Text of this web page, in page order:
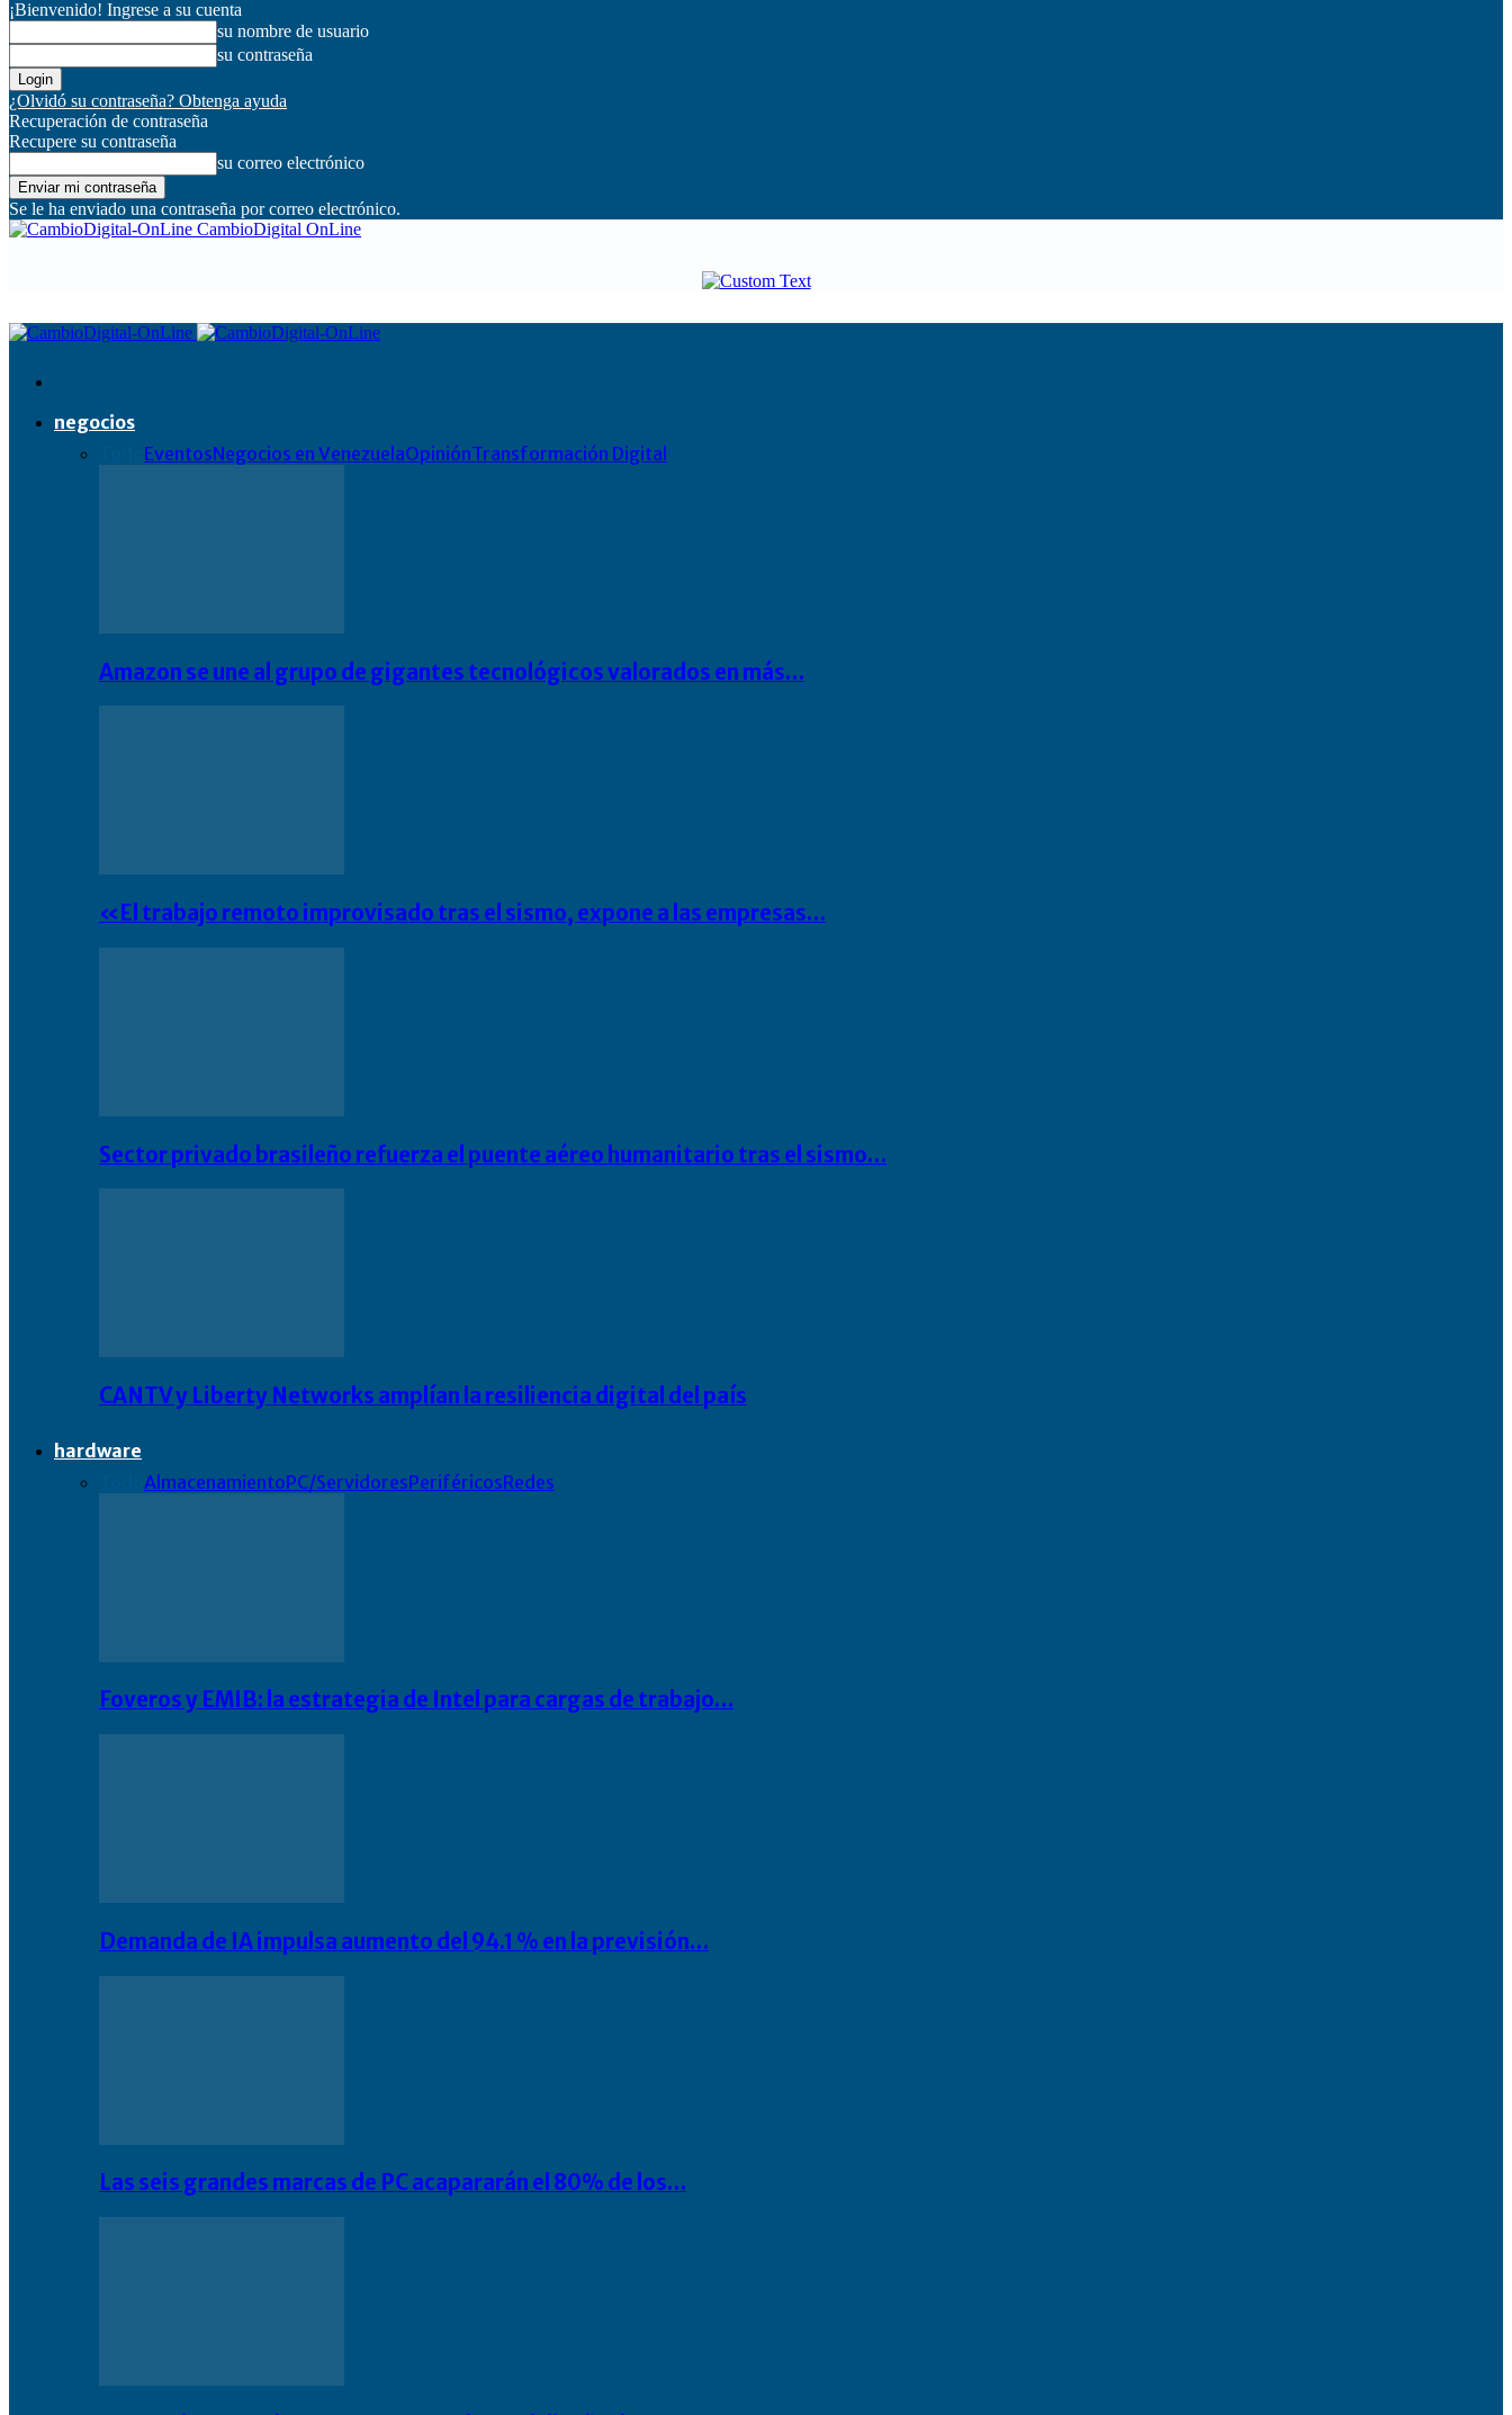
¡Bienvenido! Ingrese a su cuenta
su nombre de usuario
su contraseña
¿Olvidó su contraseña? Obtenga ayuda
Recuperación de contraseña
Recupere su contraseña
su correo electrónico
Se le ha enviado una contraseña por correo electrónico.
CambioDigital OnLine
negocios
EventosNegocios en VenezuelaOpiniónTransformación Digital
Amazon se une al grupo de gigantes tecnológicos valorados en más…
«El trabajo remoto improvisado tras el sismo, expone a las empresas…
Sector privado brasileño refuerza el puente aéreo humanitario tras el sismo…
CANTV y Liberty Networks amplían la resiliencia digital del país
hardware
AlmacenamientoPC/ServidoresPeriféricosRedes
Foveros y EMIB: la estrategia de Intel para cargas de trabajo…
Demanda de IA impulsa aumento del 94.1 % en la previsión…
Las seis grandes marcas de PC acapararán el 80% de los…